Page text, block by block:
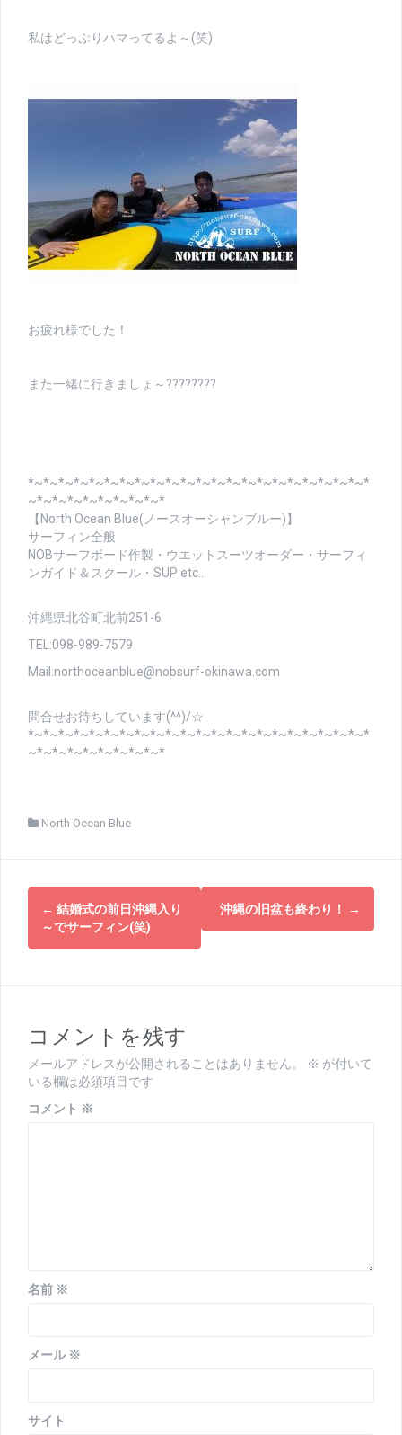
私はどっぷりハマってるよ～(笑)
お疲れ様でした！
また一緒に行きましょ～????????
*~*~*~*~*~*~*~*~*~*~*~*~*~*~*~*~*~*~*~*~*~*~*
~*~*~*~*~*~*~*~*~*
【North Ocean Blue(ノースオーシャンブルー)】
サーフィン全般
NOBサーフボード作製・ウエットスーツオーダー・サーフィ
ンガイド＆スクール・SUP etc…
沖縄県北谷町北前251-6
TEL:098-989-7579
Mail:northoceanblue@nobsurf-okinawa.com
問合せお待ちしています(^^)/☆
*~*~*~*~*~*~*~*~*~*~*~*~*~*~*~*~*~*~*~*~*~*~*
~*~*~*~*~*~*~*~*~*
North Ocean Blue
投
稿
ナ
ゲ
ー
シ
ョ
← 結婚式の前日沖縄入り
～でサーフィン(笑)
沖縄の旧盆も終わり！ →
コメントを残す
メールアドレスが公開されることはありません。 ※ が付いて
いる欄は必須項目です
コメント ※
名前 ※
メール ※
サイト